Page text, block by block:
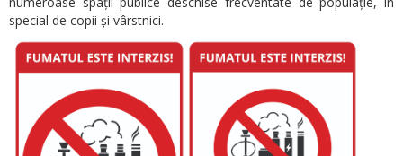
special de copii și vârstnici.